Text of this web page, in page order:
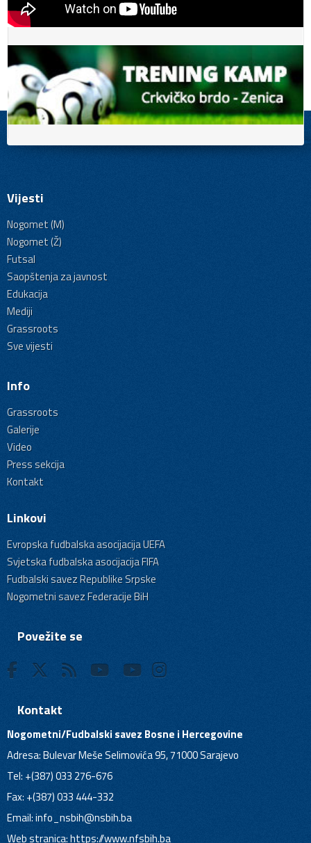
Vijesti
Nogomet (M)
Nogomet (Ž)
Futsal
Saopštenja za javnost
Edukacija
Mediji
Grassroots
Sve vijesti
Info
Grassroots
Galerije
Video
Press sekcija
Kontakt
Linkovi
Evropska fudbalska asocijacija UEFA
Svjetska fudbalska asocijacija FIFA
Fudbalski savez Republike Srpske
Nogometni savez Federacije BiH
Povežite se
Kontakt
Nogometni/Fudbalski savez Bosne i Hercegovine
Adresa: Bulevar Meše Selimovića 95, 71000 Sarajevo
Tel: +(387) 033 276-676
Fax: +(387) 033 444-332
Email:info_nsbih@nsbih.ba
Web stranica: https://www.nfsbih.ba